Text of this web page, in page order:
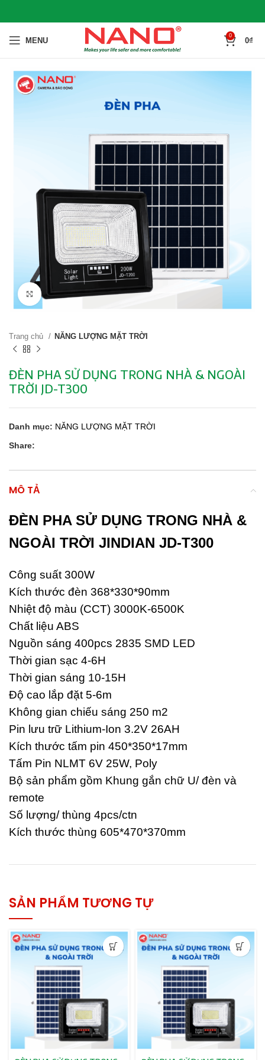
MENU
0
0₫
Click to enlarge
Trang chủ NĂNG LƯỢNG MẶT TRỜI
ĐÈN PHA SỬ DỤNG TRONG NHÀ & NGOÀI
TRỜI JD-T300
Danh mục: NĂNG LƯỢNG MẶT TRỜI
Share:
MÔ TẢ
ĐÈN PHA SỬ DỤNG TRONG NHÀ &
NGOÀI TRỜI JINDIAN JD-T300
Công suất 300W
Kích thước đèn 368*330*90mm
Nhiệt độ màu (CCT) 3000K-6500K
Chất liệu ABS
Nguồn sáng 400pcs 2835 SMD LED
Thời gian sạc 4-6H
Thời gian sáng 10-15H
Độ cao lắp đặt 5-6m
Không gian chiếu sáng 250 m2
Pin lưu trữ Lithium-Ion 3.2V 26AH
Kích thước tấm pin 450*350*17mm
Tấm Pin NLMT 6V 25W, Poly
Bộ sản phẩm gồm Khung gắn chữ U/ đèn và
remote
Số lượng/ thùng 4pcs/ctn
Kích thước thùng 605*470*370mm
SẢN PHẨM TƯƠNG TỰ